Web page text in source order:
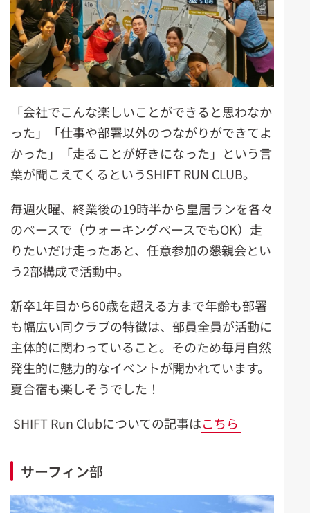
「会社でこんな楽しいことができると思わなか
った」「仕事や部署以外のつながりができてよ
かった」「走ることが好きになった」という言
葉が聞こえてくるというSHIFT RUN CLUB。
毎週火曜、終業後の19時半から皇居ランを各々
のペースで（ウォーキングペースでもOK）走
りたいだけ走ったあと、任意参加の懇親会とい
う2部構成で活動中。
新卒1年目から60歳を超える方まで年齢も部署
も幅広い同クラブの特徴は、部員全員が活動に
主体的に関わっていること。そのため毎月自然
発生的に魅力的なイベントが開かれています。
夏合宿も楽しそうでした！
SHIFT Run Clubについての記事はこちら
サーフィン部